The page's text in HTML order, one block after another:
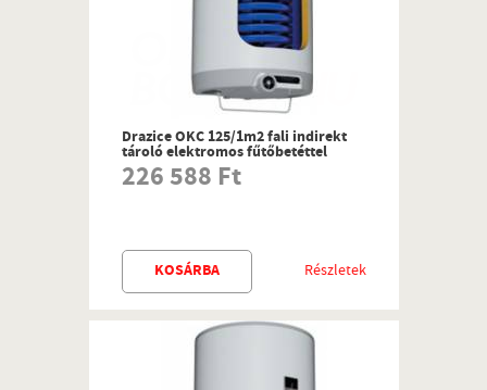
Drazice OKC 125/1m2 fali indirekt
tároló elektromos fűtőbetéttel
226 588 Ft
Részletek
KOSÁRBA